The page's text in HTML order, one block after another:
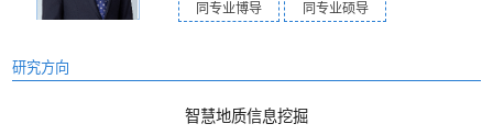
同专业博导 同专业硕导
研究方向
智慧地质信息挖掘